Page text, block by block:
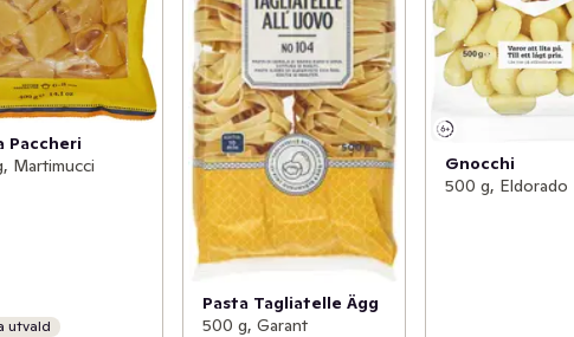
Paccheri
Martimucci
utvald
Pasta Tagliatelle Ägg
500 g, Garant
Gnocchi
500 g, Eldorado